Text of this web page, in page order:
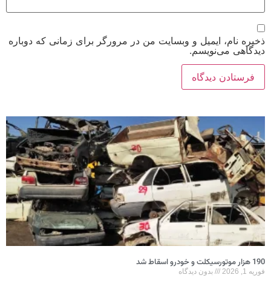
ذخیره نام، ایمیل و وبسایت من در مرورگر برای زمانی که دوباره
دیدگاهی می‌نویسم.
190 هزار موتورسیکلت و خودرو اسقاط شد
فوریه 1, 2026 بدون دیدگاه